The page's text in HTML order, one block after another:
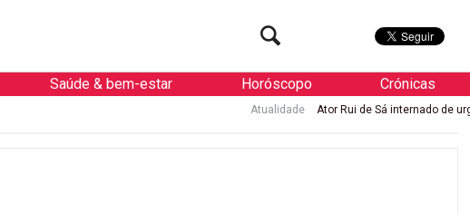
Saúde & bem-estar Horóscopo Crónicas
Atualidade Ator Rui de Sá internado de urgência